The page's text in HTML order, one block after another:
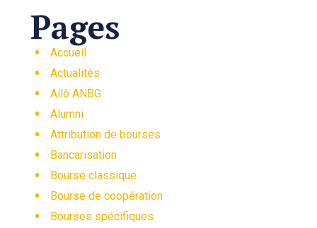
Pages
Accueil
Actualités
Allô ANBG
Alumni
Attribution de bourses
Bancarisation
Bourse classique
Bourse de coopération
Bourses spécifiques